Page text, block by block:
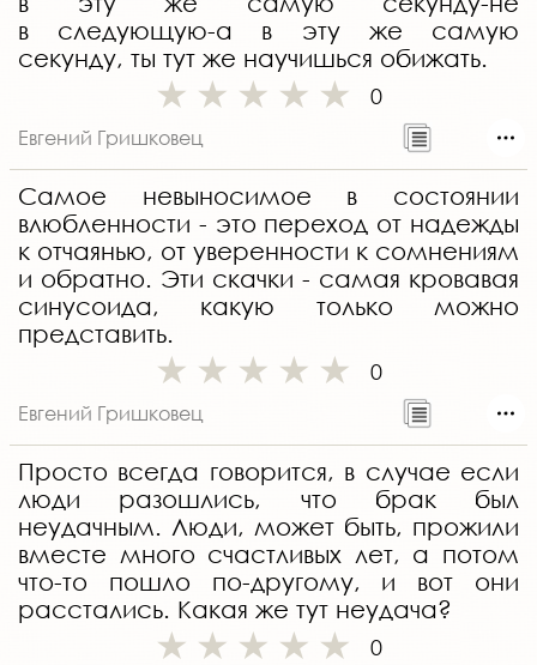
в следующую-а в эту же самую
секунду, ты тут же научишься обижать.
0
Евгений Гришковец
Самое невыносимое в состоянии
влюбленности - это переход от надежды
к отчаянью, от уверенности к сомнениям
и обратно. Эти скачки - самая кровавая
синусоида, какую только можно
представить.
0
Евгений Гришковец
Просто всегда говорится, в случае если
люди разошлись, что брак был
неудачным. Люди, может быть, прожили
вместе много счастливых лет, а потом
что-то пошло по-другому, и вот они
расстались. Какая же тут неудача?
0